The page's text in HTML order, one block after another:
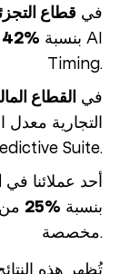
في قطاع
إشعارات Push بنسبة %42
Timing.
في القطاع
التجارية معدل
Suite.
أحد عملائنا في
بنسبة %25
مخصصة.
تُظهر هذه